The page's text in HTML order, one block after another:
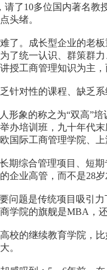
了10多位国内著名
头绪。
。成长型企业的老板
了统一认识、群策群
授工商管理知识为主
对性的课程、缺乏系
象的称之为“双高”培
办培训班，九十年代
国际工商管理学院、
综合管理项目、短期
企业高管，而不是28岁
题是传统项目吸引力
学院的旗舰是MBA，
的继续教育学院，比
。